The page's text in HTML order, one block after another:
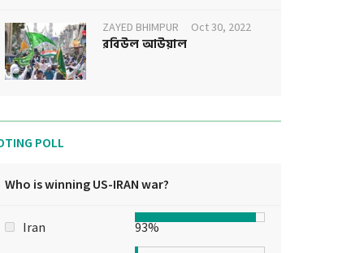
ZAYED BHIMPUR Oct 30, 2022
রবিউল আউয়াল
POLL
Who is winning US-IRAN war?
Iran 93%